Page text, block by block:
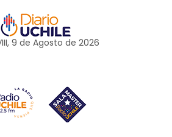
9 de Agosto de 2026